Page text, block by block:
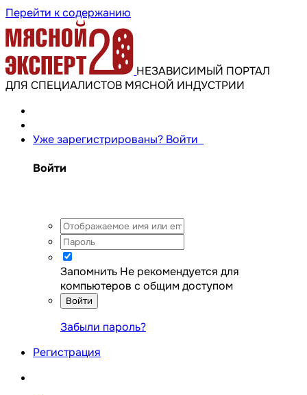
Перейти к содержанию
НЕЗАВИСИМЫЙ ПОРТАЛ
ДЛЯ СПЕЦИАЛИСТОВ МЯСНОЙ ИНДУСТРИИ
Уже зарегистрированы? Войти
Войти
Запомнить Не рекомендуется для
компьютеров с общим доступом
Войти
Забыли пароль?
Регистрация